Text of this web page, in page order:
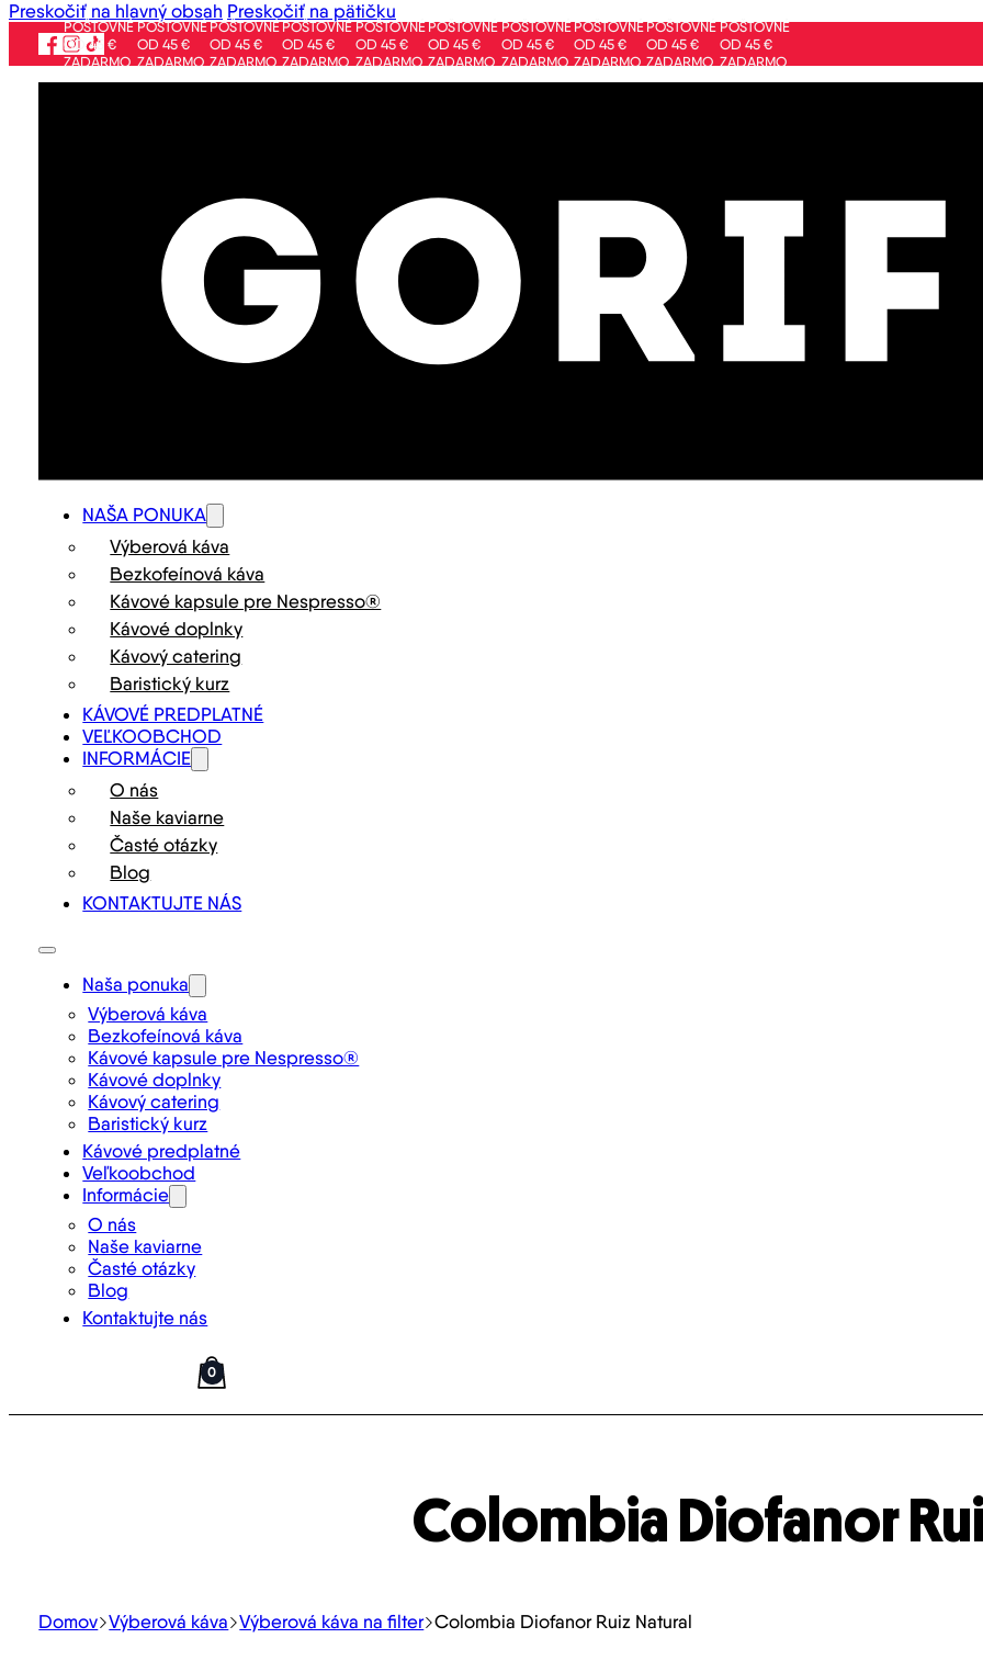
Preskočiť na hlavný obsah Preskočiť na pätičku
POŠTOVNÉ
OD 45 €
ZADARMO
POŠTOVNÉ
OD 45 €
ZADARMO
POŠTOVNÉ
OD 45 €
ZADARMO
POŠTOVNÉ
OD 45 €
ZADARMO
POŠTOVNÉ
OD 45 €
ZADARMO
POŠTOVNÉ
OD 45 €
ZADARMO
POŠTOVNÉ
OD 45 €
ZADARMO
POŠTOVNÉ
OD 45 €
ZADARMO
POŠTOVNÉ
OD 45 €
ZADARMO
POŠTOVNÉ
OD 45 €
ZADARMO
NAŠA PONUKA
Výberová káva
Bezkofeínová káva
Kávové kapsule pre Nespresso®
Kávové doplnky
Kávový catering
Baristický kurz
KÁVOVÉ PREDPLATNÉ
VEĽKOOBCHOD
INFORMÁCIE
O nás
Naše kaviarne
Časté otázky
Blog
KONTAKTUJTE NÁS
Naša ponuka
Výberová káva
Bezkofeínová káva
Kávové kapsule pre Nespresso®
Kávové doplnky
Kávový catering
Baristický kurz
Kávové predplatné
Veľkoobchod
Informácie
O nás
Naše kaviarne
Časté otázky
Blog
Kontaktujte nás
0
Colombia Diofanor
Domov Výberová káva Výberová káva na filter Colombia Diofanor Ruiz Natural